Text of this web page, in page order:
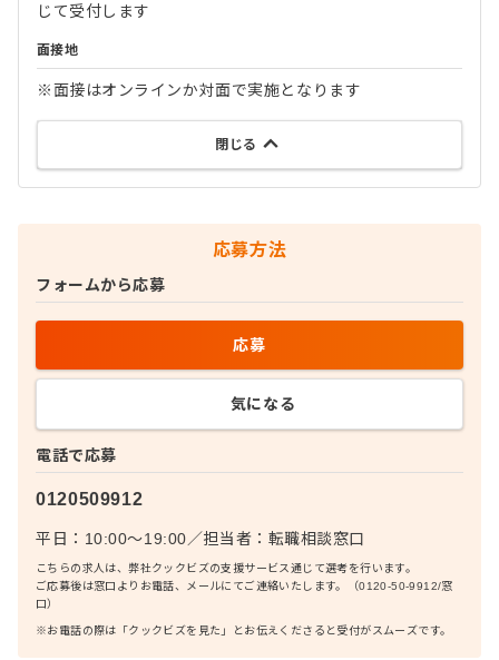
じて受付します
面接地
※面接はオンラインか対面で実施となります
閉じる
応募方法
電話で応募
0120509912
平日：10:00〜19:00／担当者： 転職相談窓口
こちらの求人は、弊社クックビズの支援サービス通じて選考を行います。
ご応募後は窓口よりお電話、メールにてご連絡いたします。（0120-50-9912/窓
口）
※お電話の際は「クックビズを見た」とお伝えくださると受付がスムーズです。
フォームから応募
応募
気になる